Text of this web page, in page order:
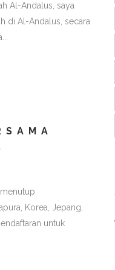
Al-Andalus, saya
di Al-Andalus, secara
Korea, Jepang,
untuk